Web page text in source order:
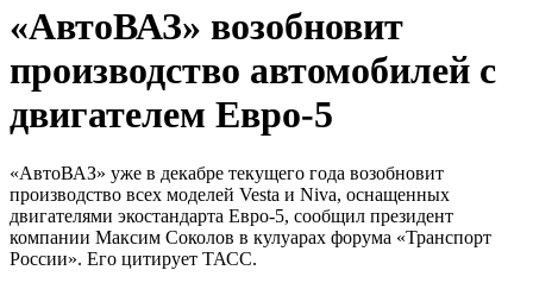
«АвтоВАЗ» возобновит
производство автомобилей с
двигателем Евро-5
«АвтоВАЗ» уже в декабре текущего года возобновит
производство всех моделей Vesta и Niva, оснащенных
двигателями экостандарта Евро-5, сообщил президент
компании Максим Соколов в кулуарах форума «Транспорт
России». Его цитирует ТАСС.